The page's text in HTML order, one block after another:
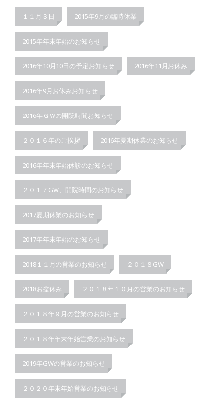
１１月３日 2015年9月の臨時休業
2015年年末年始のお知らせ
2016年10月10日の予定お知らせ 2016年11月お休み
2016年9月お休みお知らせ
2016年ＧＷの開院時間お知らせ
２０１６年のご挨拶 2016年夏期休業のお知らせ
2016年年末年始休診のお知らせ
２０１７GW、開院時間のお知らせ
2017夏期休業のお知らせ
2017年年末年始のお知らせ
2018１１月の営業のお知らせ ２０１８GW
2018お盆休み ２０１８年１０月の営業のお知らせ
２０１８年９月の営業のお知らせ
２０１８年年末年始営業のお知らせ
2019年GWの営業のお知らせ
２０２０年末年始営業のお知らせ